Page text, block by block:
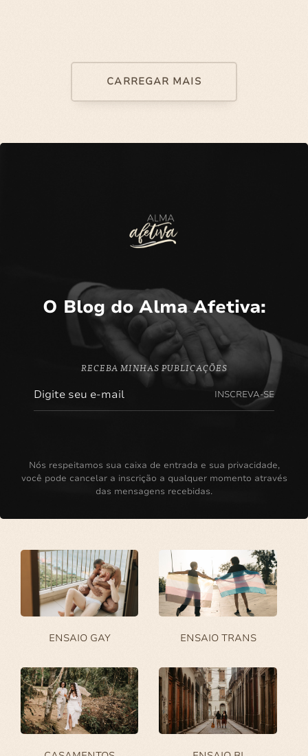
CARREGAR MAIS
O Blog do Alma Afetiva:
RECEBA MINHAS PUBLICAÇÕES
INSCREVA-SE
Nós respeitamos sua caixa de entrada e sua privacidade,
você pode cancelar a inscrição a qualquer momento através
das mensagens recebidas.
ENSAIO GAY ENSAIO TRANS